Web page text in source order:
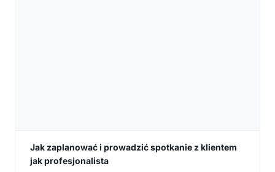
Jak zaplanować i prowadzić spotkanie z klientem
jak profesjonalista